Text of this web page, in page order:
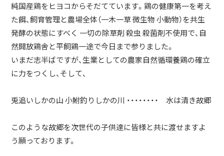
純国産鶏をヒヨコからそだてています。鶏の健康第一を考え
た餌、飼育管理と農場全体（一木一草 微生物 小動物）を共生
発酵の状態にすべく 一切の除草剤 殺虫 殺菌剤不使用で、自
然開放鶏舎と平飼鶏一途で今日まで参りました。
いまだ志半ばですが、生業としての農家自然循環養鶏の確立
に力をつくし、そして、
兎追いしかの山 小鮒釣りしかの川 ・・・・・・・・ 水は清き故郷
このような故郷を次世代の子供達に皆様と共に渡せますよ
う願っております。